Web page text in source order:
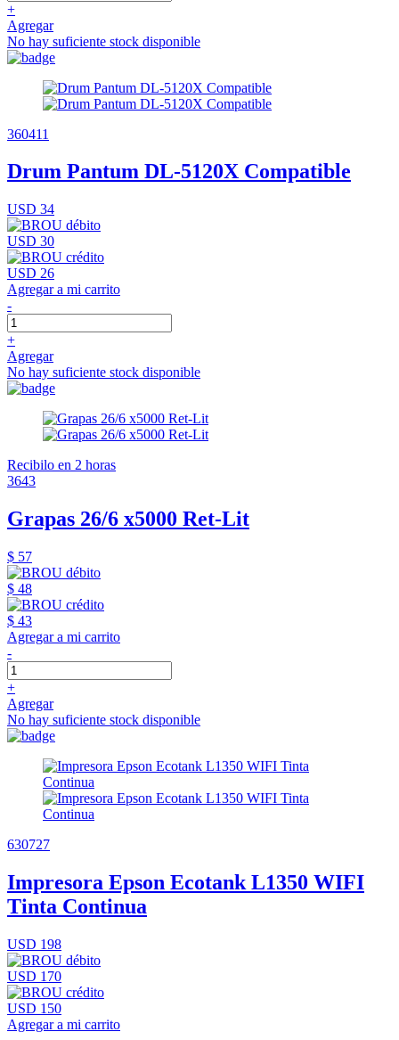
+
Agregar
No hay suficiente stock disponible
360411
Drum Pantum DL-5120X Compatible
USD 34
USD 30
USD 26
Agregar a mi carrito
-
+
Agregar
No hay suficiente stock disponible
Recibilo en 2 horas
3643
Grapas 26/6 x5000 Ret-Lit
$ 57
$ 48
$ 43
Agregar a mi carrito
-
+
Agregar
No hay suficiente stock disponible
630727
Impresora Epson Ecotank L1350 WIFI
Tinta Continua
USD 198
USD 170
USD 150
Agregar a mi carrito